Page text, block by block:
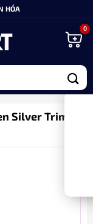
HÓA
Silver Trim